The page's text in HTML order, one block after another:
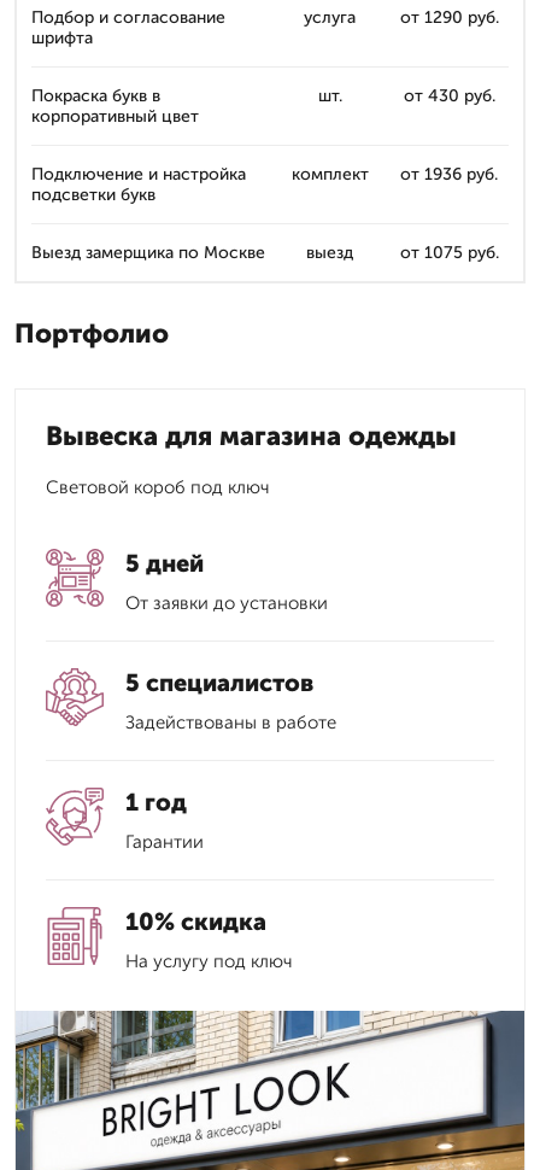
Подбор и согласование
шрифта
услуга от 1290 руб.
Покраска букв в
корпоративный цвет
шт. от 430 руб.
Подключение и настройка
подсветки букв
комплект от 1936 руб.
Выезд замерщика по Москве выезд от 1075 руб.
Портфолио
Вывеска для магазина одежды
Световой короб под ключ
5 дней
От заявки до установки
5 специалистов
Задействованы в работе
1 год
Гарантии
10% скидка
На услугу под ключ